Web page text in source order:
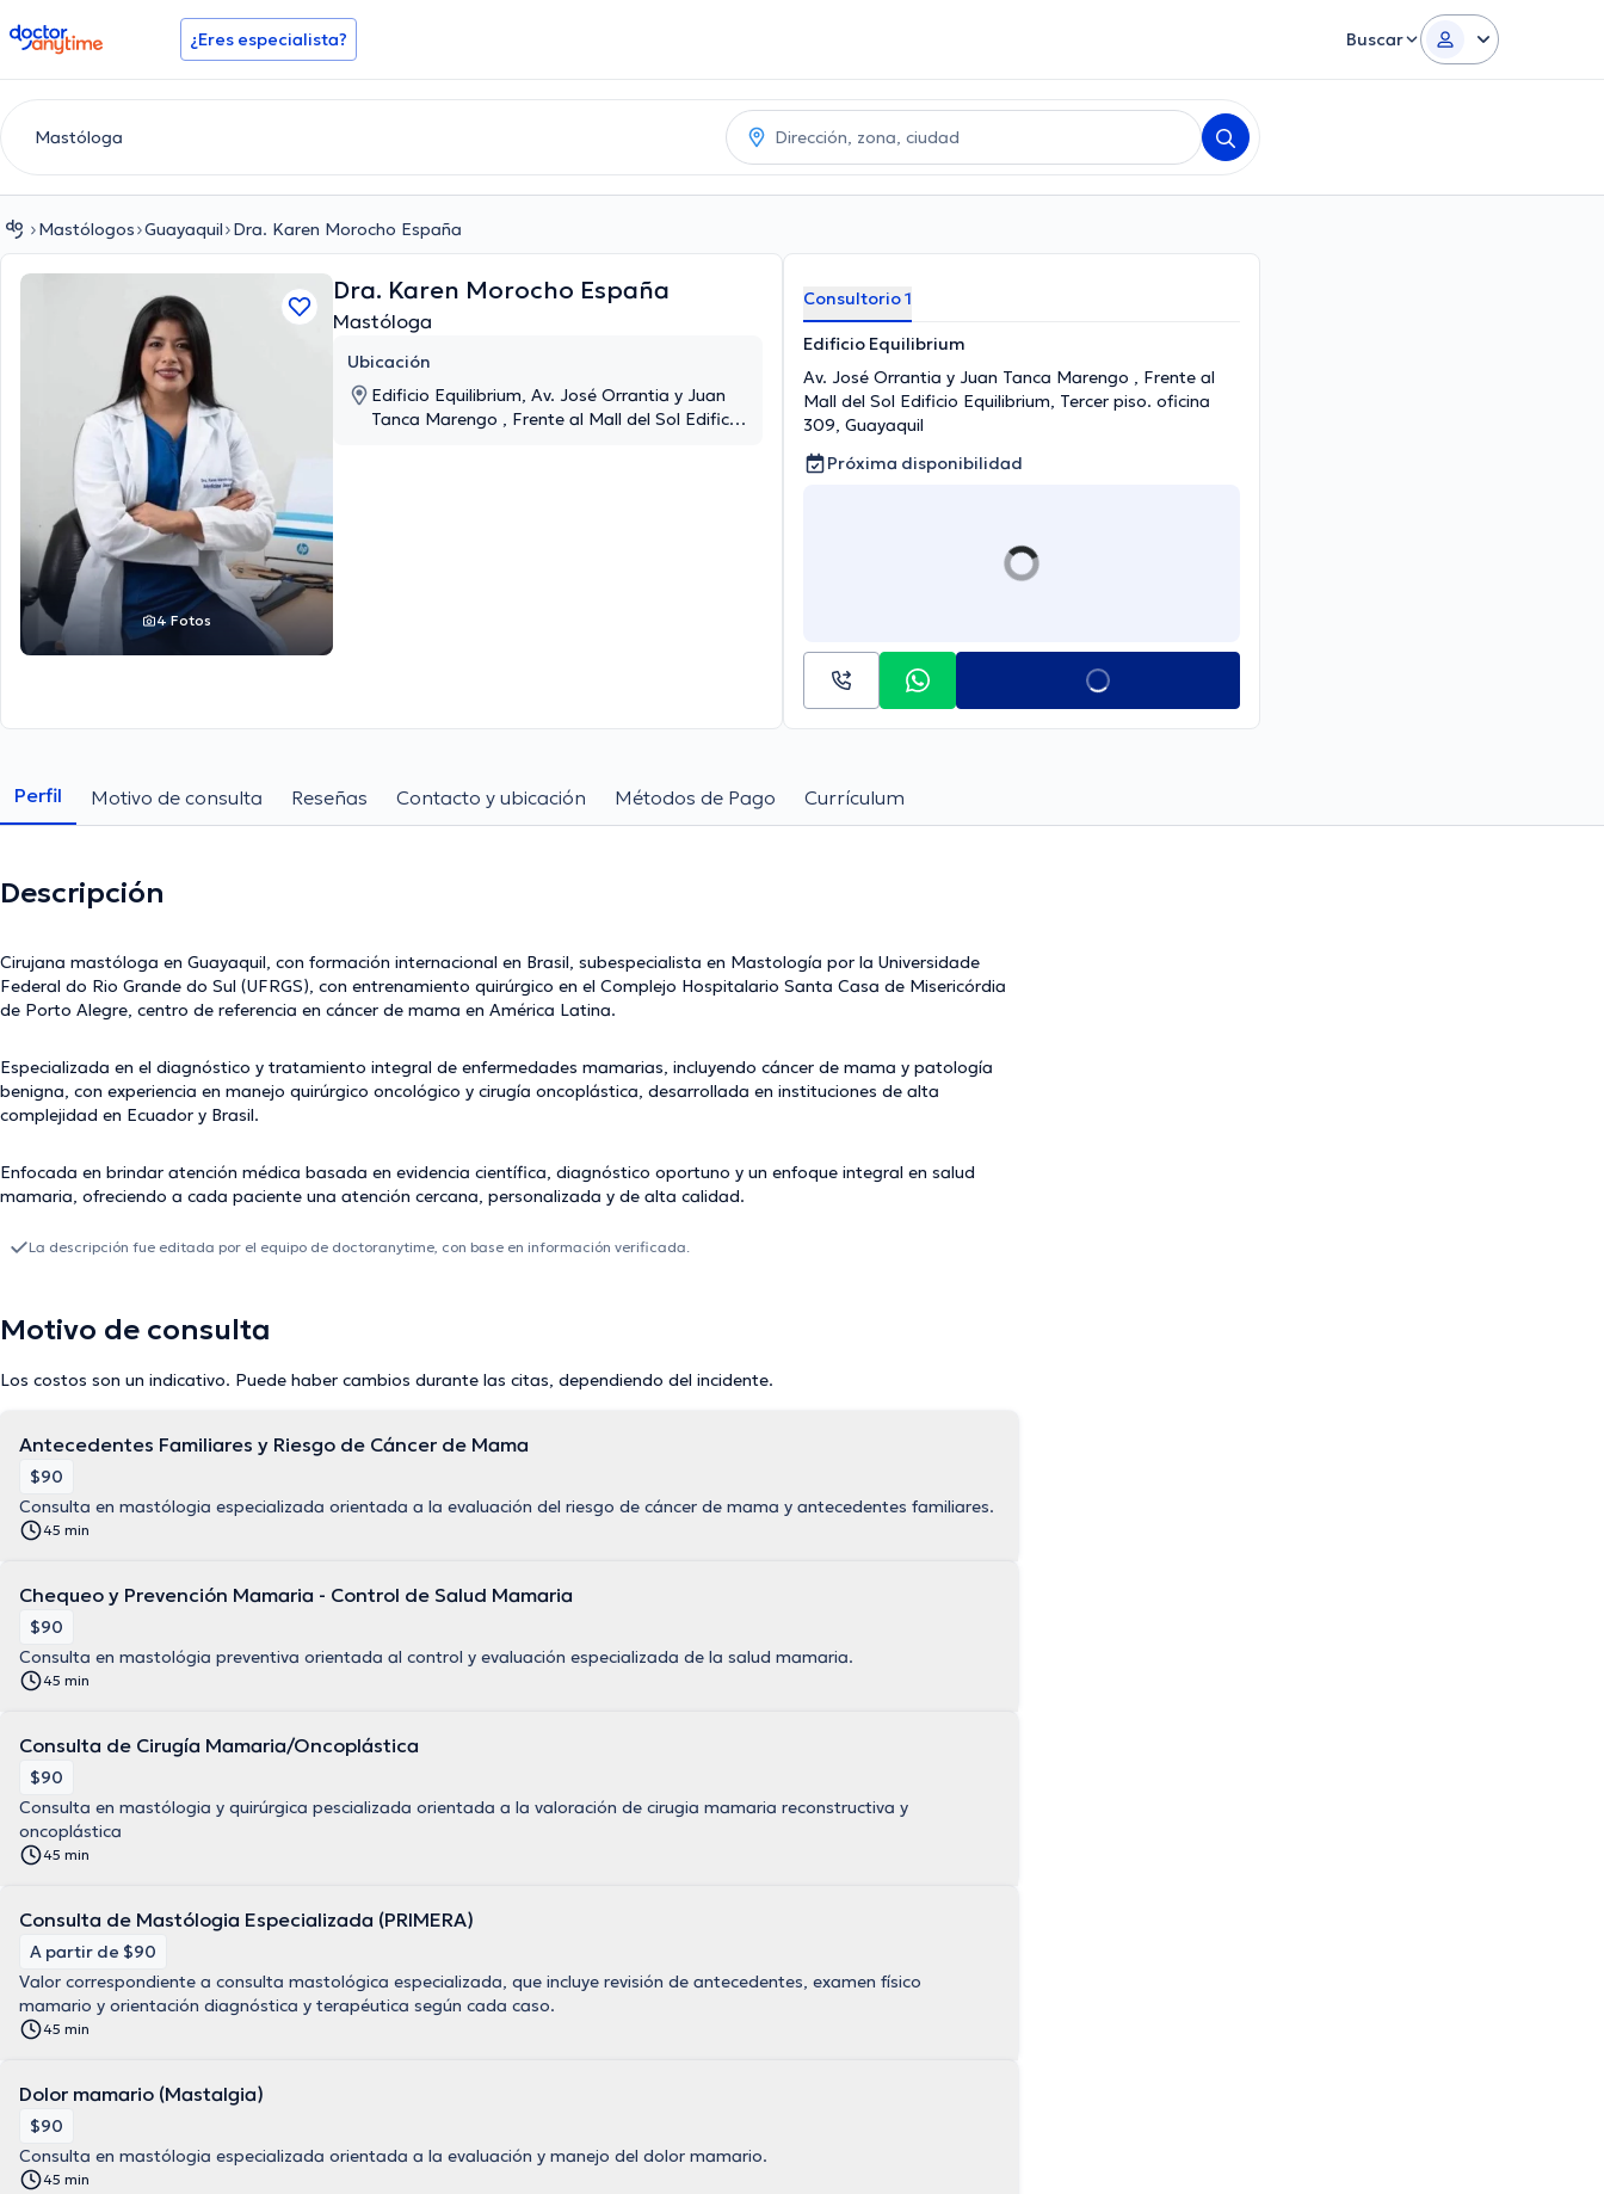
doctoranytime ¿Eres especialista? Buscar
Mastólogos Guayaquil Dra. Karen Morocho España
4 Fotos
Dra. Karen Morocho España
Mastóloga
Ubicación
Edificio Equilibrium, Av. José Orrantia y Juan
Tanca Marengo , Frente al Mall del Sol Edificio
Consultorio 1
Edificio Equilibrium
Av. José Orrantia y Juan Tanca Marengo , Frente al
Mall del Sol Edificio Equilibrium, Tercer piso. oficina
309, Guayaquil
Próxima disponibilidad
Perfil Motivo de consulta Reseñas Contacto y ubicación Métodos de Pago Currículum
Descripción
Cirujana mastóloga en Guayaquil, con formación internacional en Brasil, subespecialista en Mastología por la Universidade
Federal do Rio Grande do Sul (UFRGS), con entrenamiento quirúrgico en el Complejo Hospitalario Santa Casa de Misericórdia
de Porto Alegre, centro de referencia en cáncer de mama en América Latina.
Especializada en el diagnóstico y tratamiento integral de enfermedades mamarias, incluyendo cáncer de mama y patología
benigna, con experiencia en manejo quirúrgico oncológico y cirugía oncoplástica, desarrollada en instituciones de alta
complejidad en Ecuador y Brasil.
Enfocada en brindar atención médica basada en evidencia científica, diagnóstico oportuno y un enfoque integral en salud
mamaria, ofreciendo a cada paciente una atención cercana, personalizada y de alta calidad.
La descripción fue editada por el equipo de doctoranytime, con base en información verificada.
Motivo de consulta
Los costos son un indicativo. Puede haber cambios durante las citas, dependiendo del incidente.
Antecedentes Familiares y Riesgo de Cáncer de Mama
$90
Consulta en mastólogia especializada orientada a la evaluación del riesgo de cáncer de mama y antecedentes familiares.
45 min
Chequeo y Prevención Mamaria - Control de Salud Mamaria
$90
Consulta en mastológia preventiva orientada al control y evaluación especializada de la salud mamaria.
45 min
Consulta de Cirugía Mamaria/Oncoplástica
$90
Consulta en mastólogia y quirúrgica pescializada orientada a la valoración de cirugia mamaria reconstructiva y
oncoplástica
45 min
Consulta de Mastólogia Especializada (PRIMERA)
A partir de $90
Valor correspondiente a consulta mastológica especializada, que incluye revisión de antecedentes, examen físico
mamario y orientación diagnóstica y terapéutica según cada caso.
45 min
Dolor mamario (Mastalgia)
$90
Consulta en mastólogia especializada orientada a la evaluación y manejo del dolor mamario.
45 min